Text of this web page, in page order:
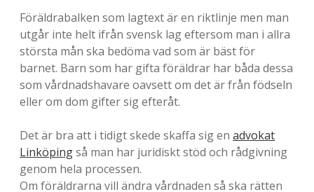
n
b
l
o
g
g
o
m
Föräldrabalken som lagtext är en riktlinje men man
utgår inte helt ifrån svensk lag eftersom man i allra
största mån ska bedöma vad som är bäst för
barnet. Barn som har gifta föräldrar har båda dessa
som vårdnadshavare oavsett om det är från födseln
eller om dom gifter sig efteråt.
Det är bra att i tidigt skede skaffa sig en advokat
Linköpingså man har juridiskt stöd och rådgivning
genom hela processen.
Om föräldrarna vill ändra vårdnaden så ska rätten